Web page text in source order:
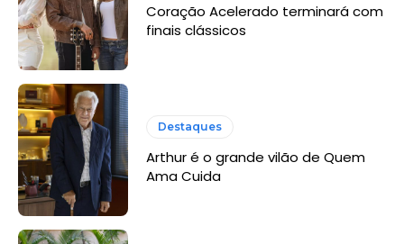
Coração Acelerado terminará com
finais clássicos
Destaques
Arthur é o grande vilão de Quem
Ama Cuida